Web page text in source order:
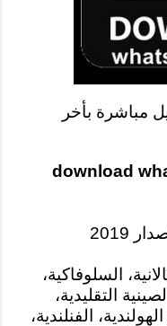
مباشرة بأخر
download
السلوفاكية،
التقليدية،
الفنلندية،